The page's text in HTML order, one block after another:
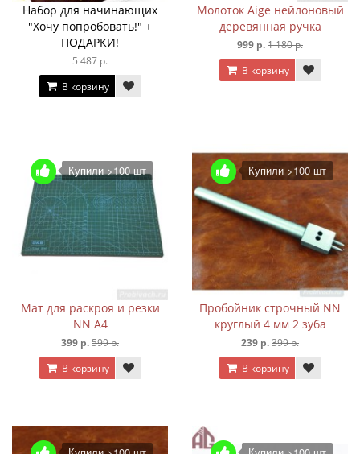
Набор для начинающих
"Хочу попробовать!" +
ПОДАРКИ!
5 487 р.
В корзину
Молоток Aige нейлоновый
деревянная ручка
999 р.1 180 р.
В корзину
Купили >100 шт
Мат для раскроя и резки
NN А4
399 р.599 р.
В корзину
Купили >100 шт
Пробойник строчный NN
круглый 4 мм 2 зуба
239 р.399 р.
В корзину